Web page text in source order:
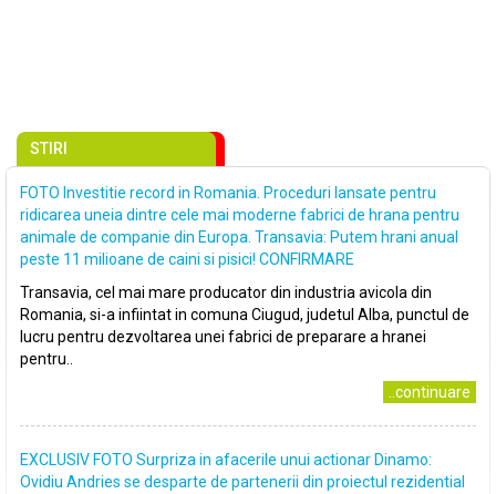
STIRI
FOTO Investitie record in Romania. Proceduri lansate pentru
ridicarea uneia dintre cele mai moderne fabrici de hrana pentru
animale de companie din Europa. Transavia: Putem hrani anual
peste 11 milioane de caini si pisici! CONFIRMARE
Transavia, cel mai mare producator din industria avicola din
Romania, si-a infiintat in comuna Ciugud, judetul Alba, punctul de
lucru pentru dezvoltarea unei fabrici de preparare a hranei
pentru..
..continuare
EXCLUSIV FOTO Surpriza in afacerile unui actionar Dinamo:
Ovidiu Andries se desparte de partenerii din proiectul rezidential